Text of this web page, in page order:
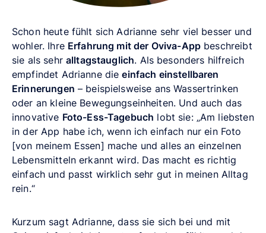
Schon heute fühlt sich Adrianne sehr viel besser und
wohler. Ihre Erfahrung mit der Oviva-App beschreibt
sie als sehr alltagstauglich. Als besonders hilfreich
empfindet Adrianne dieeinfach einstellbaren
Erinnerungen – beispielsweise ans Wassertrinken
oder an kleine Bewegungseinheiten. Und auch das
innovative Foto-Ess-Tagebuch lobt sie: „Am liebsten
in der App habe ich, wenn ich einfach nur ein Foto
[von meinem Essen] mache und alles an einzelnen
Lebensmitteln erkannt wird. Das macht es richtig
einfach und passt wirklich sehr gut in meinen Alltag
rein.“
Kurzum sagt Adrianne, dass sie sich bei und mit